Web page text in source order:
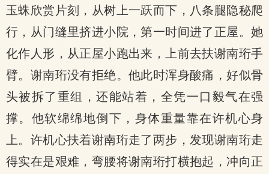
玉蛛欣赏片刻，从树上一跃而下，八条腿隐秘爬
行，从门缝里挤进小院，第一时间进了正屋。她
化作人形，从正屋小跑出来，上前去扶谢南珩手
臂。谢南珩没有拒绝。他此时浑身酸痛，好似骨
头被拆了重组，还能站着，全凭一口毅气在强
撑。他软绵绵地倒下，身体重量靠在许机心身
上。许机心扶着谢南珩走了两步，发现谢南珩走
得实在是艰难，弯腰将谢南珩打横抱起，冲向正